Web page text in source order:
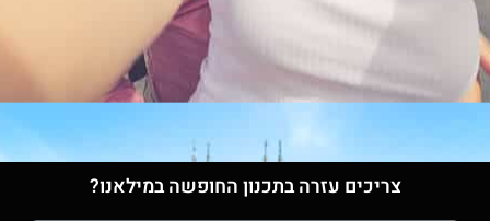
צריכים עזרה בתכנון החופשה במילאנו?